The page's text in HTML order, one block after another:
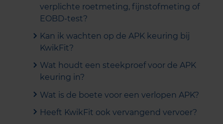
verplichte roetmeting, fijnstofmeting of
EOBD-test?
Kan ik wachten op de APK keuring bij
KwikFit?
Wat houdt een steekproef voor de APK
keuring in?
Wat is de boete voor een verlopen APK?
Heeft KwikFit ook vervangend vervoer?